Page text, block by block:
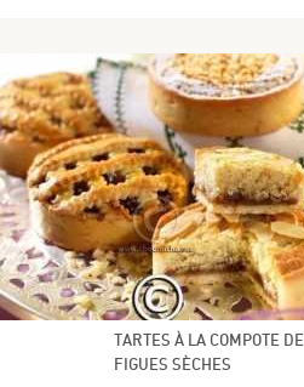
TARTES À LA COMPOTE DE
FIGUES SÈCHES